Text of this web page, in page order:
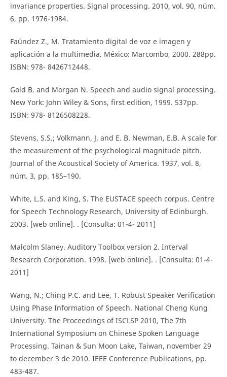
invariance properties. Signal processing. 2010, vol. 90, núm.
6, pp. 1976-1984.
Faúndez Z., M. Tratamiento digital de voz e imagen y
aplicación a la multimedia. México: Marcombo, 2000. 288pp.
ISBN: 978- 8426712448.
Gold B. and Morgan N. Speech and audio signal processing.
New York: John Wiley & Sons, first edition, 1999. 537pp.
ISBN: 978- 8126508228.
Stevens, S.S.; Volkmann, J. and E. B. Newman, E.B. A scale for
the measurement of the psychological magnitude pitch.
Journal of the Acoustical Society of America. 1937, vol. 8,
núm. 3, pp. 185–190.
White, L.S. and King, S. The EUSTACE speech corpus. Centre
for Speech Technology Research, University of Edinburgh.
2003. [web online]. . [Consulta: 01-4- 2011]
Malcolm Slaney. Auditory Toolbox version 2. Interval
Research Corporation. 1998. [web online]. . [Consulta: 01-4-
2011]
Wang, N.; Ching P.C. and Lee, T. Robust Speaker Verification
Using Phase Information of Speech. National Cheng Kung
University. The Proceedings of ISCLSP 2010, The 7th
International Symposium on Chinese Spoken Language
Processing. Tainan & Sun Moon Lake, Taiwan, november 29
to december 3 de 2010. IEEE Conference Publications, pp.
483-487.